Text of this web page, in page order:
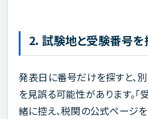
2．試験地と受験番号を
発表日に番号だけを探すと、
を見誤る可能性があります。「
緒に控え、税関の公式ページ